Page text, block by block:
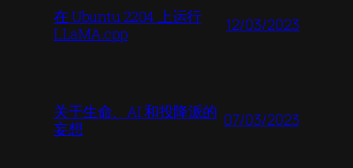
在 Ubuntu 2204 上运行
LLaMA.cpp
12/03/2023
关于生命、AI 和投降派的
妄想
07/03/2023